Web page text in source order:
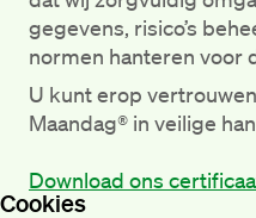
Cookies
gegevens, risico’s
normen hanteren voor
U kunt erop
Maandag® in veilige
Download ons